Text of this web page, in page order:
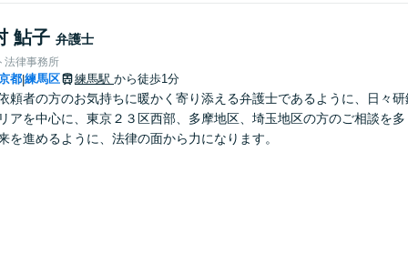
鮎子 弁護士
法律事務所
都|練馬区 練馬駅 から徒歩1分
頼者の方のお気持ちに暖かく寄り添える弁護士であるように、日々
アを中心に、東京２３区西部、多摩地区、埼玉地区の方のご相談を
を進めるように、法律の面から力になります。